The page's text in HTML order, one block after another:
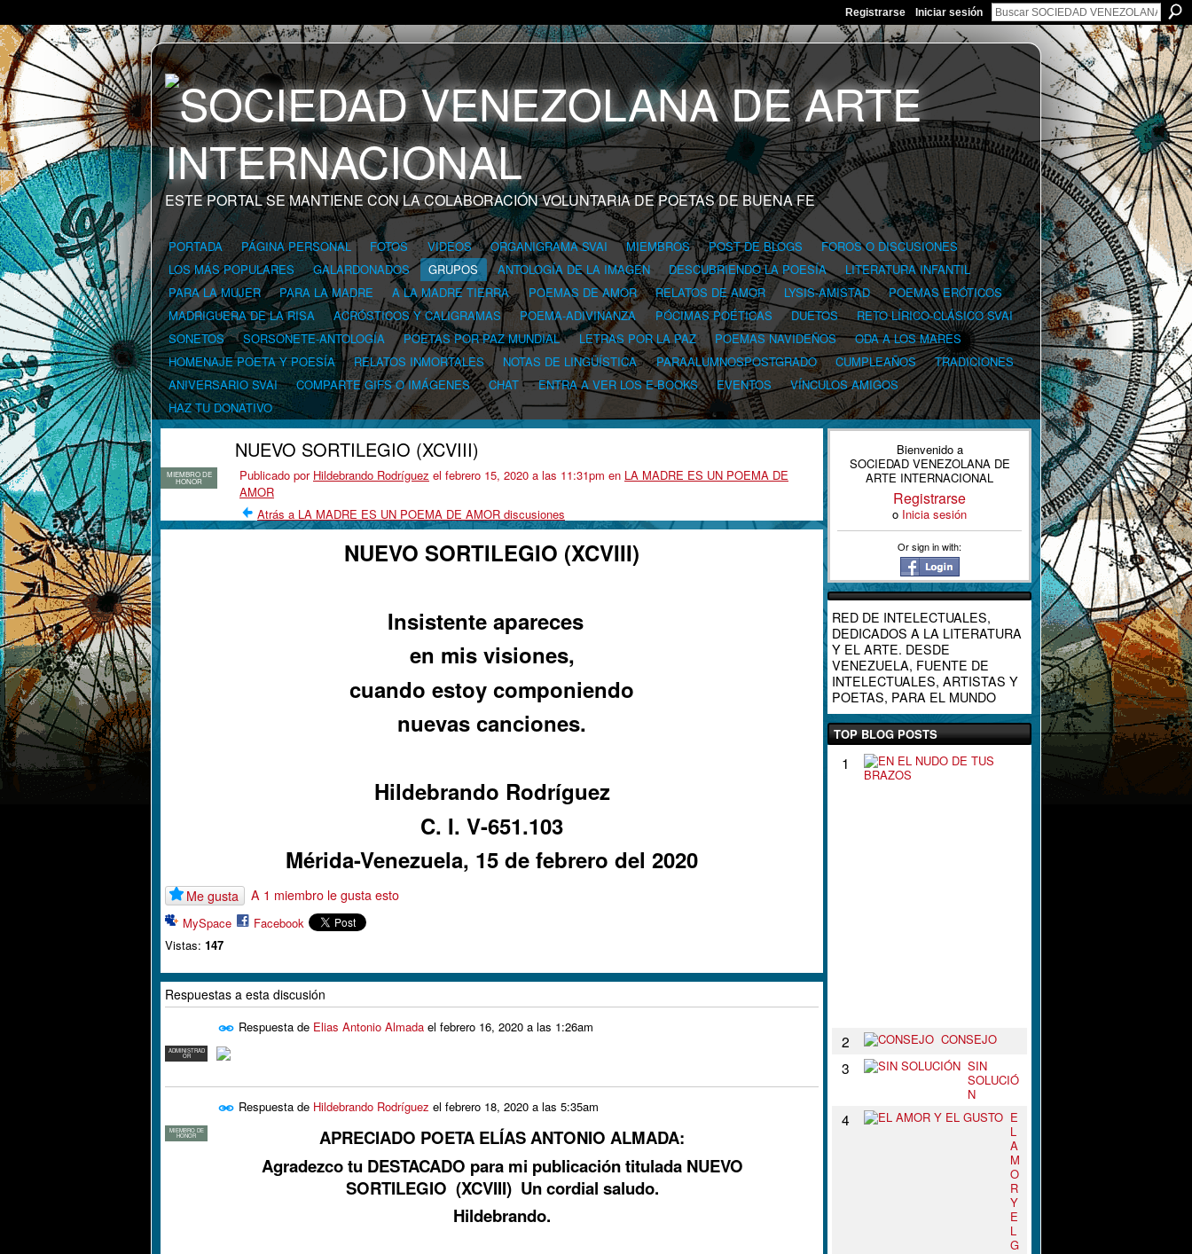
Registrarse Iniciar sesión
ESTE PORTAL SE MANTIENE CON LA COLABORACIÓN VOLUNTARIA DE POETAS DE BUENA FE
PORTADA PÁGINA PERSONAL FOTOS VIDEOS ORGANIGRAMA SVAI MIEMBROS POST DE BLOGS
FOROS O DISCUSIONES
LOS MÁS POPULARES
GALARDONADOS GRUPOS ANTOLOGÍA DE LA IMAGEN DESCUBRIENDO LA POESÍA
LITERATURA INFANTIL
PARA LA MUJER
PARA LA MADRE A LA MADRE TIERRA POEMAS DE AMOR RELATOS DE AMOR LYSIS-AMISTAD
POEMAS ERÓTICOS
MADRIGUERA DE LA RISA
ACRÓSTICOS Y CALIGRAMAS POEMA-ADIVINANZA PÓCIMAS POÉTICAS DUETOS
RETO LÍRICO-CLÁSICO SVAI
SONETOS
SORSONETE-ANTOLOGÍA POETAS POR PAZ MUNDIAL LETRAS POR LA PAZ POEMAS NAVIDEÑOS
ODA A LOS MARES
HOMENAJE POETA Y POESÍA
RELATOS INMORTALES NOTAS DE LINGÜÍSTICA PARAALUMNOSPOSTGRADO CUMPLEAÑOS
TRADICIONES
ANIVERSARIO SVAI
COMPARTE GIFS O IMÁGENES CHAT ENTRA A VER LOS E-BOOKS EVENTOS
VÍNCULOS AMIGOS
HAZ TU DONATIVO
MIEMBRO DE
HONOR
NUEVO SORTILEGIO (XCVIII)
Publicado por Hildebrando Rodríguez el febrero 15, 2020 a las 11:31pm en LA MADRE ES UN POEMA DE
AMOR
Atrás a LA MADRE ES UN POEMA DE AMOR discusiones
NUEVO SORTILEGIO (XCVIII)
Insistente apareces
en mis visiones,
cuando estoy componiendo
nuevas canciones.
Hildebrando Rodríguez
C. I. V-651.103
Mérida-Venezuela, 15 de febrero del 2020
Me gusta A 1 miembro le gusta esto
MySpace
Facebook
Vistas: 147
Respuestas a esta discusión
ADMINISTRAD
OR
Respuesta de Elias Antonio Almada el febrero 16, 2020 a las 1:26am
MIEMBRO DE
HONOR
Respuesta de Hildebrando Rodríguez el febrero 18, 2020 a las 5:35am
APRECIADO POETA ELÍAS ANTONIO ALMADA:
Agradezco tu DESTACADO para mi publicación titulada NUEVO
SORTILEGIO (XCVIII) Un cordial saludo.
Hildebrando.
Bienvenido a
SOCIEDAD VENEZOLANA DE
ARTE INTERNACIONAL
Registrarse
o Inicia sesión
Or sign in with:
RED DE INTELECTUALES,
DEDICADOS A LA LITERATURA
Y EL ARTE. DESDE
VENEZUELA, FUENTE DE
INTELECTUALES, ARTISTAS Y
POETAS, PARA EL MUNDO
TOP BLOG POSTS
1
2 CONSEJO
3
SIN
SOLUCIÓ
N
4
E
L
A
M
O
R
Y
E
L
G